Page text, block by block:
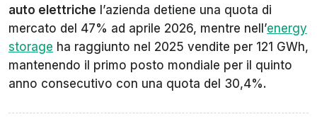
auto elettriche l’azienda detiene una quota di
mercato del 47% ad aprile 2026, mentre nell’energy
storage ha raggiunto nel 2025 vendite per 121 GWh,
mantenendo il primo posto mondiale per il quinto
anno consecutivo con una quota del 30,4%.